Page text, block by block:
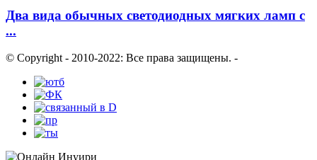
Два вида обычных светодиодных мягких ламп с
...
© Copyright - 2010-2022: Все права защищены. -